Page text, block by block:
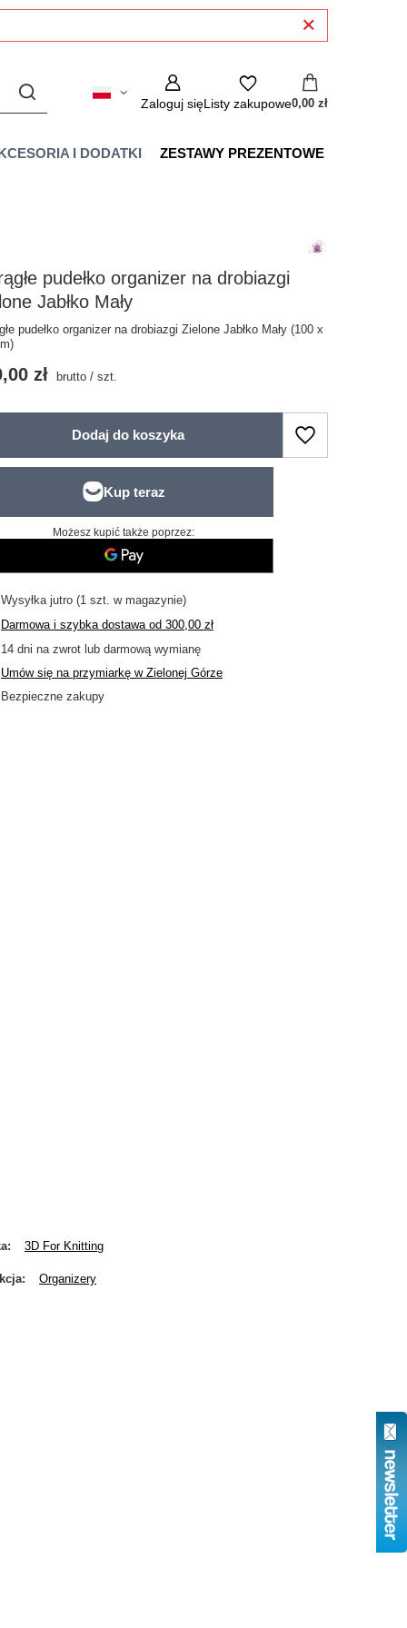
Zaloguj sięListy zakupowe0,00 zł
I DODATKI ZESTAWY PREZENTOWE
pudełko organizer na drobiazgi
Jabłko Mały
pudełko organizer na drobiazgi Zielone Jabłko Mały (100 x
zł brutto /szt.
Dodaj do koszyka
Możesz kupić także poprzez:
Wysyłkajutro(1 szt. w magazynie)
Darmowa i szybka dostawa od300,00 zł
14 dni na zwrot lub darmową wymianę
Umów się na przymiarkę w Zielonej Górze
Bezpieczne zakupy
3D For Knitting
Organizery